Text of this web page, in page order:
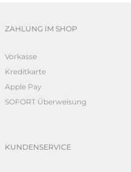
ZAHLUNG IM SHOP
Vorkasse
Kreditkarte
Apple Pay
SOFORT Überweisung
KUNDENSERVICE